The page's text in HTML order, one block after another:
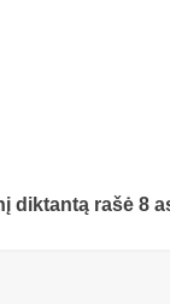
diktantą rašė 8